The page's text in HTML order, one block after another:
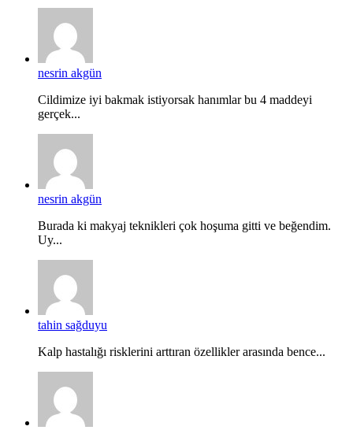
nesrin akgün
Cildimize iyi bakmak istiyorsak hanımlar bu 4 maddeyi
gerçek...
nesrin akgün
Burada ki makyaj teknikleri çok hoşuma gitti ve beğendim.
Uy...
tahin sağduyu
Kalp hastalığı risklerini arttıran özellikler arasında bence...